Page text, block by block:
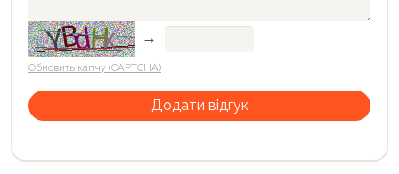
→
Обновить капчу (CAPTCHA)